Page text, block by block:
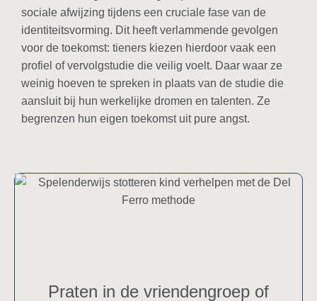
sociale afwijzing tijdens een cruciale fase van de
identiteitsvorming. Dit heeft verlammende gevolgen
voor de toekomst: tieners kiezen hierdoor vaak een
profiel of vervolgstudie die veilig voelt. Daar waar ze
weinig hoeven te spreken in plaats van de studie die
aansluit bij hun werkelijke dromen en talenten. Ze
begrenzen hun eigen toekomst uit pure angst.
Praten in de vriendengroep of